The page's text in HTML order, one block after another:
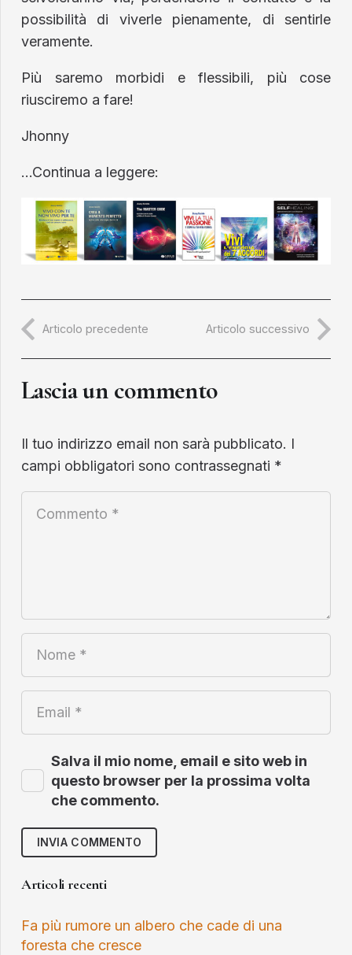
possibilità di viverle pienamente, di sentirle
veramente.
Più saremo morbidi e flessibili, più cose
riusciremo a fare!
Jhonny
…Continua a leggere:
Articolo precedente Articolo successivo
Lascia un commento
Il tuo indirizzo email non sarà pubblicato. I
campi obbligatori sono contrassegnati *
Salva il mio nome, email e sito web in
questo browser per la prossima volta
che commento.
INVIA COMMENTO
Articoli recenti
Fa più rumore un albero che cade di una
foresta che cresce